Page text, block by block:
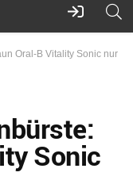
Oral-B Vitality Sonic nur
Sonic